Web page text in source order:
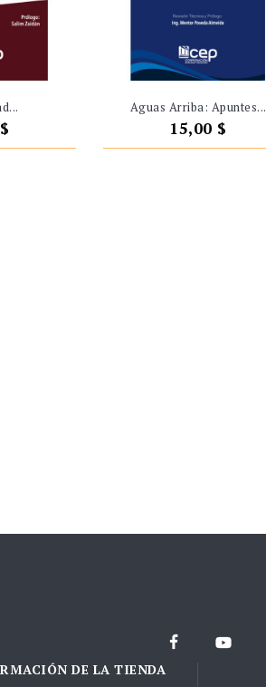
Aguas Arriba: Apuntes...
Precio
15,00 $
DE LA TIENDA